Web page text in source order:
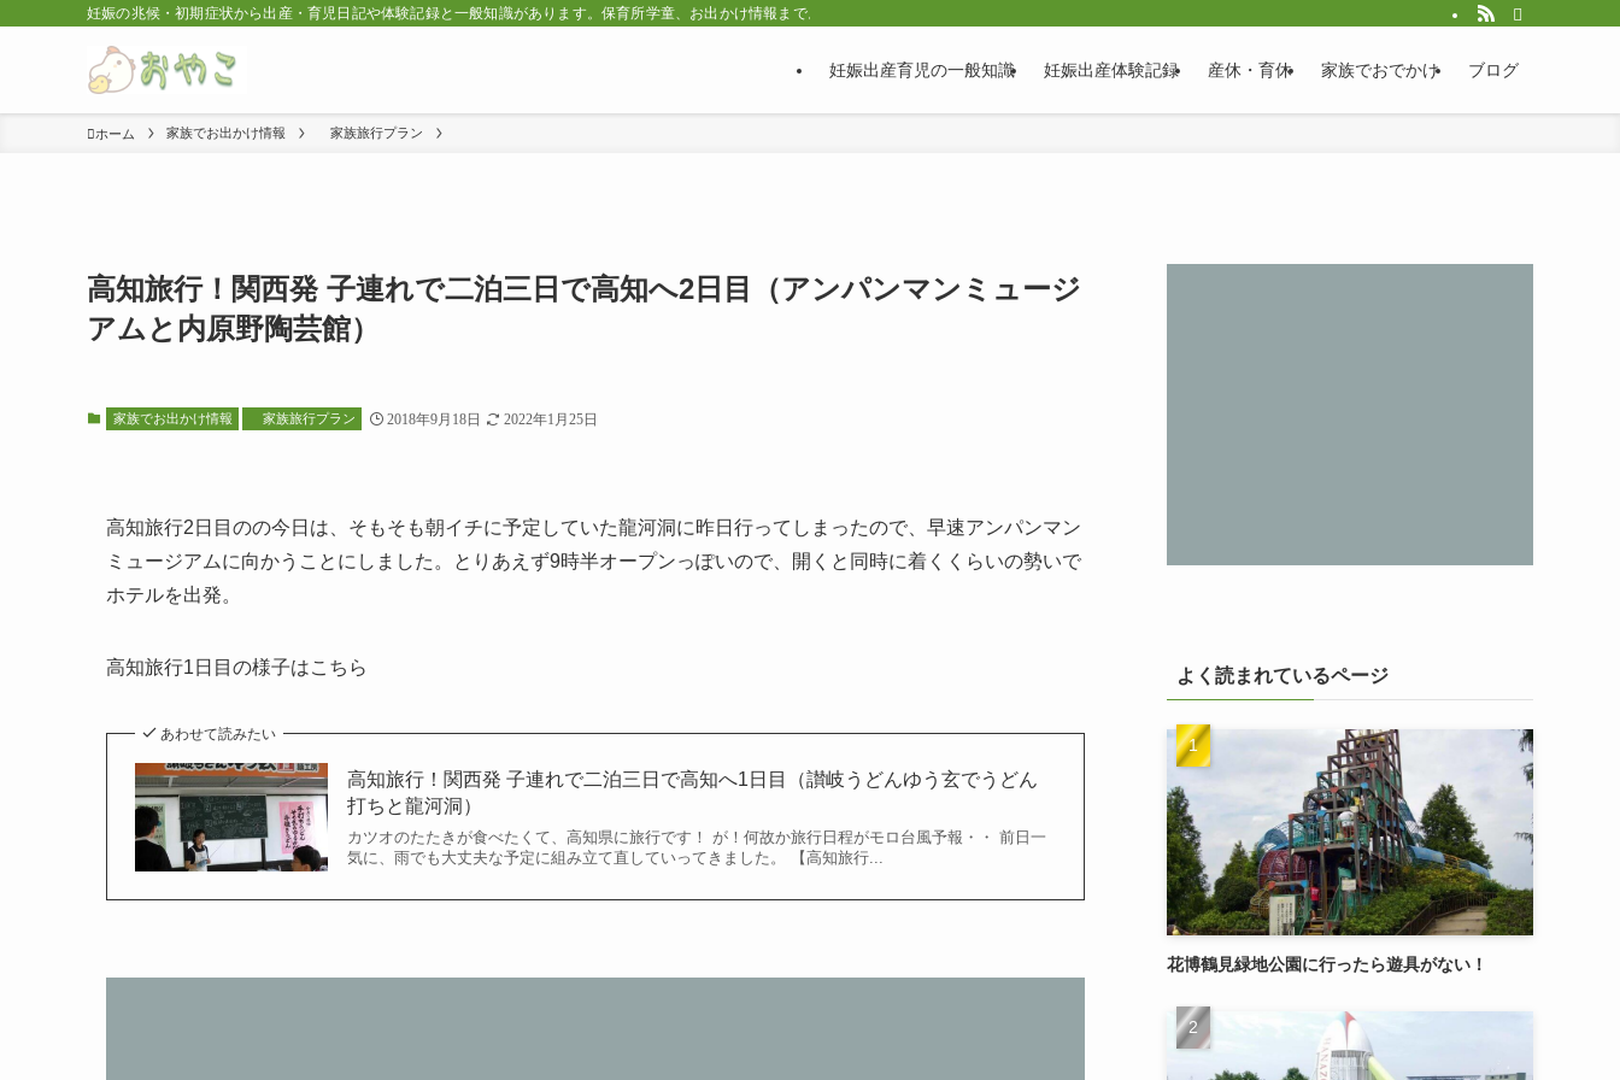
妊娠の兆候・初期症状から出産・育児日記や体験記録と一般知識があります。保育所学童、お出かけ情報まで。
妊娠出産育児の一般知識 妊娠出産体験記録 産休・育休 家族でおでかけ ブログ
ホーム 家族でお出かけ情報 家族旅行プラン
高知旅行！関西発 子連れで二泊三日で高知へ2日目（アンパンマンミュージ
アムと内原野陶芸館）
家族でお出かけ情報 家族旅行プラン 2018年9月18日 2022年1月25日
高知旅行2日目のの今日は、そもそも朝イチに予定していた龍河洞に昨日行ってしまったので、早速アンパンマン
ミュージアムに向かうことにしました。とりあえず9時半オープンっぽいので、開くと同時に着くくらいの勢いで
ホテルを出発。
高知旅行1日目の様子はこちら
あわせて読みたい
高知旅行！関西発 子連れで二泊三日で高知へ1日目（讃岐うどんゆう玄でうどん
打ちと龍河洞）
カツオのたたきが食べたくて、高知県に旅行です！ が！何故か旅行日程がモロ台風予報・・ 前日一
気に、雨でも大丈夫な予定に組み立て直していってきました。 【高知旅行...
よく読まれているページ
花博鶴見緑地公園に行ったら遊具がない！